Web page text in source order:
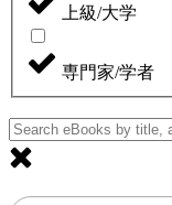
上級/大学
専門家/学者